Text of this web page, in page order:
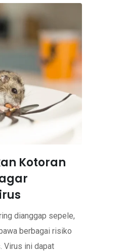
Kotoran
dianggap sepele,
berbagai risiko
Virus ini dapat